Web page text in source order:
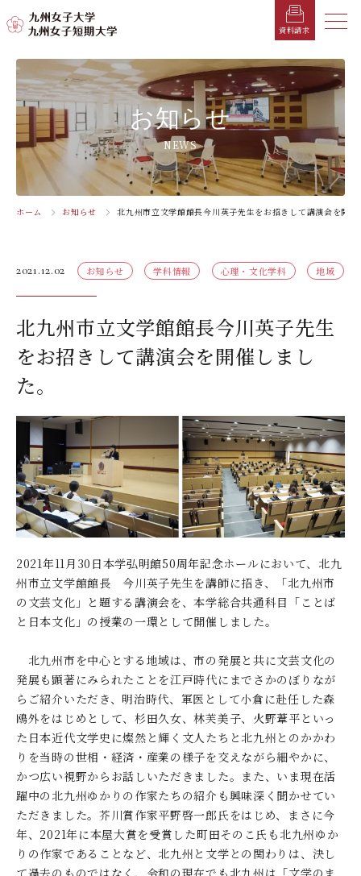
資料請求 メニ
メ
ニ
ュ
ー
を
閉
じ
る
受験生の方へ
在学生の方へ
卒業生の方へ
保護者の方へ
教職員の方へ
総合案内
学長メッセージ
キャンパスマップ・施設紹介
教育理念・学則
沿革
デジタルパンフレット
情報公開
国際交流
地域教育実践研究センター
学部・学科
九州女子大学
家政学部
人間科学部
心理・文化学科（旧 人間発達学科 人間基礎学専
攻）
九州女子大学大学院
人間科学研究科
人間科学専攻（修士課程）
教員検索
学部・学科
九州女子短期大学
子ども健康学科
専攻科
教員検索
学生生活
キャンパスカレンダー
学納金
奨学金
学友会（サークル紹介）
就職情報
就職活動年間スケジュール
就職対策講座・ガイダンス
就職・キャリア支援
免許・資格一覧
北九州市の企業情報・求人情報
就職なんでも相談窓口
就職状況
入試情報
入学試験要項・提出書類
入試日程・科目
出願方法
入学定員・選抜区分別募集定員
オープンキャンパス
WEB相談会
進路相談会案内
出前授業（高校生向け）
よくある質問
大規模災害により被災した本入学への特別措置
交通アクセス
お知らせ
NEWS
ホーム お知らせ 北九州市立文学館館長今川英子先生をお招きして講演会を開
2021.12.02 お知らせ 学科情報 心理・文化学科 地域
北九州市立文学館館長今川英子先生
をお招きして講演会を開催しまし
た。
2021年11月30日本学弘明館50周年記念ホールにおいて、北九
州市立文学館館長 今川英子先生を講師に招き、「北九州市
の文芸文化」と題する講演会を、本学総合共通科目「ことば
と日本文化」の授業の一環として開催しました。
北九州市を中心とする地域は、市の発展と共に文芸文化の
発展も顕著にみられたことを江戸時代にまでさかのぼりなが
らご紹介いただき、明治時代、軍医として小倉に赴任した森
鴎外をはじめとして、杉田久女、林芙美子、火野葦平といっ
た日本近代文学史に燦然と輝く文人たちと北九州とのかかわ
りを当時の世相・経済・産業の様子を交えながら細やかに、
かつ広い視野からお話しいただきました。また、いま現在活
躍中の北九州ゆかりの作家たちの紹介も興味深く聞かせてい
ただきました。芥川賞作家平野啓一郎氏をはじめ、まさに今
年、2021年に本屋大賞を受賞した町田そのこ氏も北九州ゆか
りの作家であることなど、北九州と文学との関わりは、決し
て過去のものではなく、令和の現在でも北九州は「文学のま